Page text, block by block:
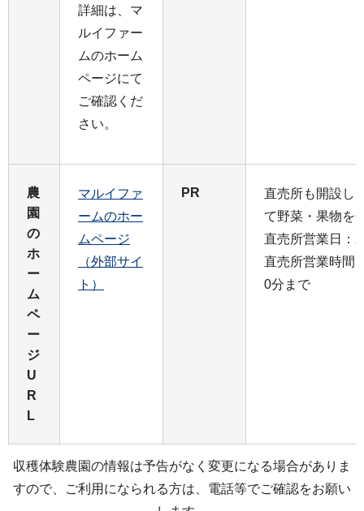
詳細は、マ
ルイファー
ムのホーム
ページにて
ご確認くだ
さい。
農
園
の
ホ
ー
ム
ペ
ー
ジ
U
R
L
マルイファ
ームのホー
ムページ
（外部サイ
ト）
PR
直売所も開設し
て野菜・果物を
直売所営業日
直売所営業時間
0分まで
収穫体験農園の情報は予告がなく変更になる場合がありま
すので、ご利用になられる方は、電話等でご確認をお願い